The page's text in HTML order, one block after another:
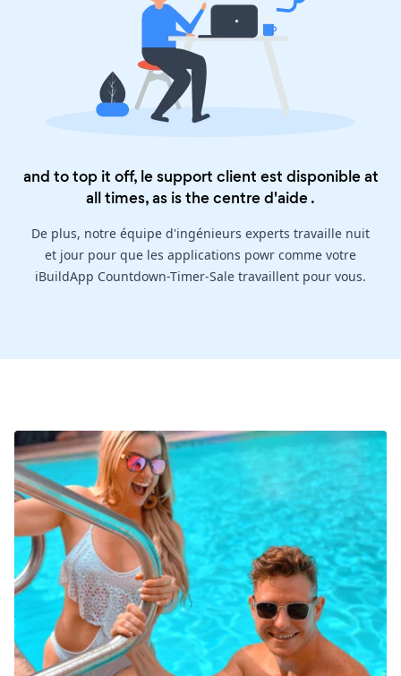
and to top it off, le support client est disponible at
all times, as is thecentre d'aide.
De plus, notre équipe d'ingénieurs experts travaille nuit
et jour pour que les applications powr comme votre
iBuildApp Countdown-Timer-Sale travaillent pour vous.